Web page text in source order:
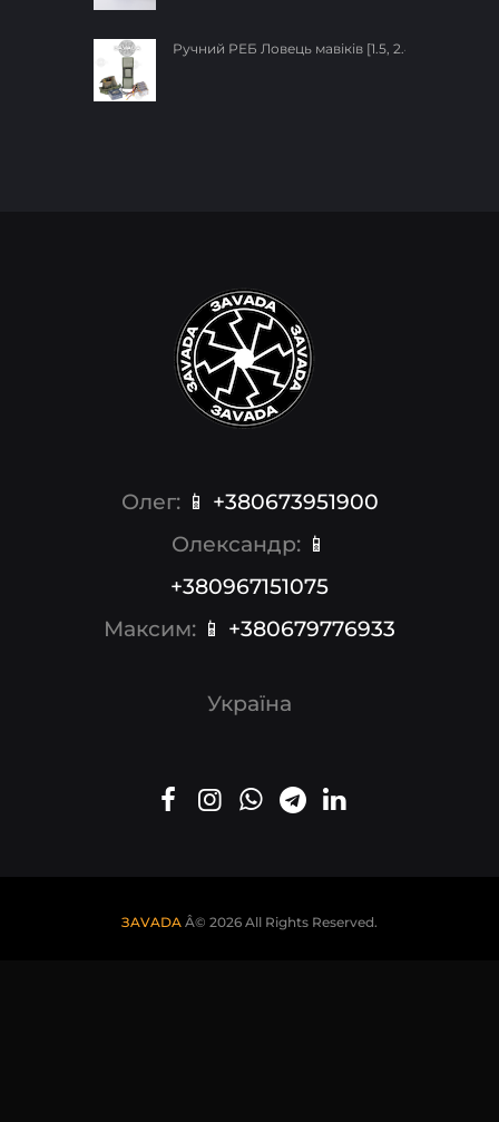
Ручний РЕБ Ловець мавіків [1.5, 2.4, 5.8 ГГц]
Україна
Олег: 📱 +380673951900
Олександр: 📱
+380967151075
Максим: 📱 +380679776933
ЗAVADA Â© 2026 All Rights Reserved.